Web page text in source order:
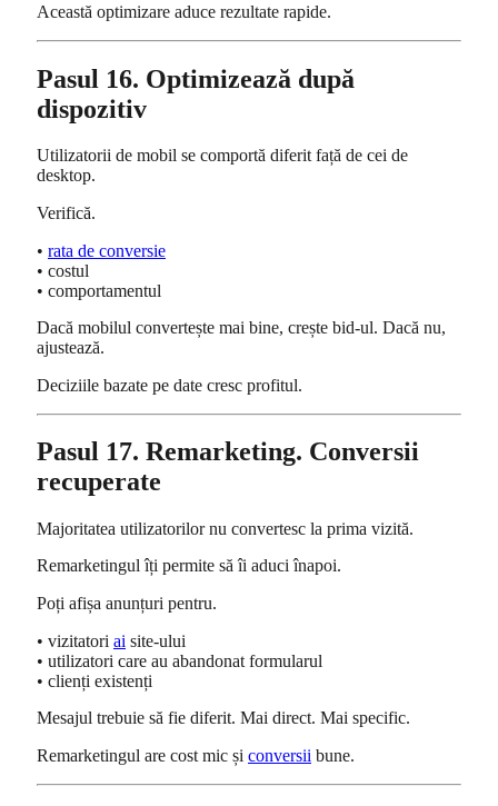
Această optimizare aduce rezultate rapide.
Pasul 16. Optimizează după
dispozitiv
Utilizatorii de mobil se comportă diferit față de cei de
desktop.
Verifică.
• rata de conversie
• costul
• comportamentul
Dacă mobilul convertește mai bine, crește bid-ul. Dacă nu,
ajustează.
Deciziile bazate pe date cresc profitul.
Pasul 17. Remarketing. Conversii
recuperate
Majoritatea utilizatorilor nu convertesc la prima vizită.
Remarketingul îți permite să îi aduci înapoi.
Poți afișa anunțuri pentru.
• vizitatori ai site-ului
• utilizatori care au abandonat formularul
• clienți existenți
Mesajul trebuie să fie diferit. Mai direct. Mai specific.
Remarketingul are cost mic și conversii bune.